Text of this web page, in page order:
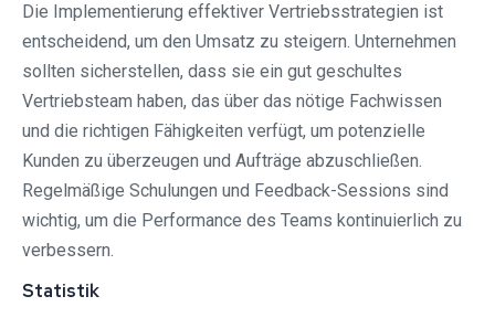
Die Implementierung effektiver Vertriebsstrategien ist
entscheidend, um den Umsatz zu steigern. Unternehmen
sollten sicherstellen, dass sie ein gut geschultes
Vertriebsteam haben, das über das nötige Fachwissen
und die richtigen Fähigkeiten verfügt, um potenzielle
Kunden zu überzeugen und Aufträge abzuschließen.
Regelmäßige Schulungen und Feedback-Sessions sind
wichtig, um die Performance des Teams kontinuierlich zu
verbessern.
Statistik